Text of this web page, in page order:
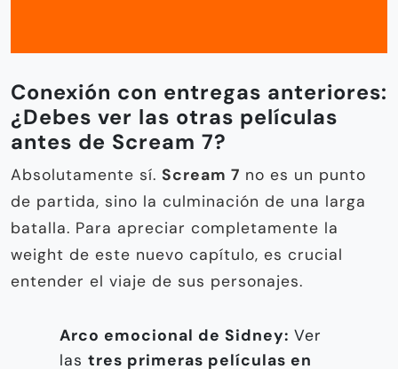
Conexión con entregas anteriores:
¿Debes ver las otras películas
antes de Scream 7?
Absolutamente sí. Scream 7 no es un punto
de partida, sino la culminación de una larga
batalla. Para apreciar completamente la
weight de este nuevo capítulo, es crucial
entender el viaje de sus personajes.
Arco emocional de Sidney: Ver
las tres primeras películas en